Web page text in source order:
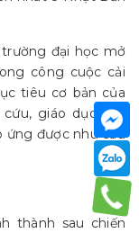
đại học mở
công cuộc cải
tiêu cơ bản của
giáo dục linh
ứng được nhu cầu
thành sau chiến